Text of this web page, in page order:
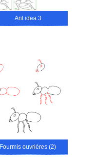
Ant idea 3
Fourmis ouvrières (2)